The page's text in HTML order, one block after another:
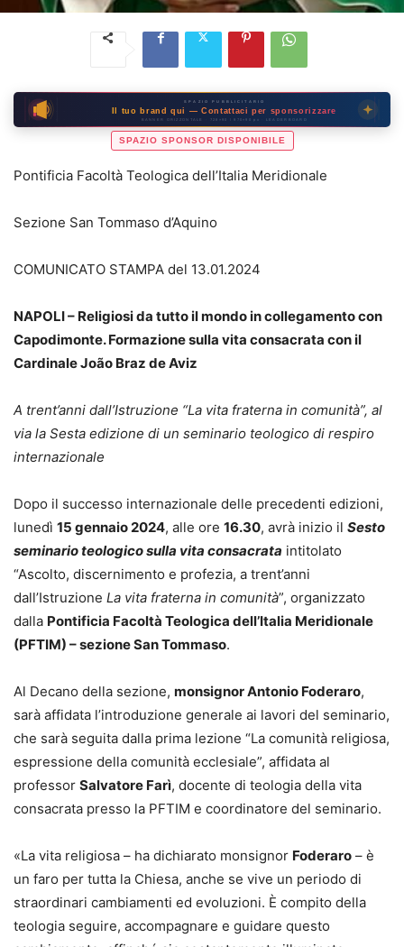
SPAZIO PUBBLICITARIO
Il tuo brand qui — Contattaci per sponsorizzare
BANNER ORIZZONTALE · 728×90 / 970×90 px · LEADERBOARD
SPAZIO SPONSOR DISPONIBILE
Pontificia Facoltà Teologica dell’Italia Meridionale
Sezione San Tommaso d’Aquino
COMUNICATO STAMPA del 13.01.2024
NAPOLI – Religiosi da tutto il mondo in collegamento con
Capodimonte. Formazione sulla vita consacrata con il
Cardinale João Braz de Aviz
A trent’anni dall’Istruzione “La vita fraterna in comunità”, al
via la Sesta edizione di un seminario teologico di respiro
internazionale
Dopo il successo internazionale delle precedenti edizioni,
lunedì 15 gennaio 2024, alle ore 16.30, avrà inizio il Sesto
seminario teologico sulla vita consacrata intitolato
“Ascolto, discernimento e profezia, a trent’anni
dall’Istruzione La vita fraterna in comunità”, organizzato
dalla Pontificia Facoltà Teologica dell’Italia Meridionale
(PFTIM) – sezione San Tommaso.
Al Decano della sezione, monsignor Antonio Foderaro,
sarà affidata l’introduzione generale ai lavori del seminario,
che sarà seguita dalla prima lezione “La comunità religiosa,
espressione della comunità ecclesiale”, affidata al
professor Salvatore Farì, docente di teologia della vita
consacrata presso la PFTIM e coordinatore del seminario.
«La vita religiosa – ha dichiarato monsignor Foderaro – è
un faro per tutta la Chiesa, anche se vive un periodo di
straordinari cambiamenti ed evoluzioni. È compito della
teologia seguire, accompagnare e guidare questo